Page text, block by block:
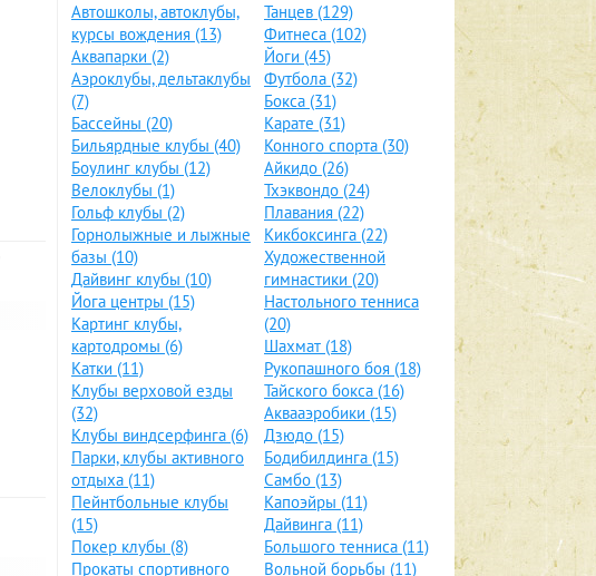
Автошколы, автоклубы,
курсы вождения (13)
Аквапарки (2)
Аэроклубы, дельтаклубы
(7)
Бассейны (20)
Бильярдные клубы (40)
Боулинг клубы (12)
Велоклубы (1)
Гольф клубы (2)
Горнолыжные и лыжные
базы (10)
Дайвинг клубы (10)
Йога центры (15)
Картинг клубы,
картодромы (6)
Катки (11)
Клубы верховой езды
(32)
Клубы виндсерфинга (6)
Парки, клубы активного
отдыха (11)
Пейнтбольные клубы
(15)
Покер клубы (8)
Прокаты спортивного
Танцев (129)
Фитнеса (102)
Йоги (45)
Футбола (32)
Бокса (31)
Карате (31)
Конного спорта (30)
Айкидо (26)
Тхэквондо (24)
Плавания (22)
Кикбоксинга (22)
Художественной
гимнастики (20)
Настольного тенниса
(20)
Шахмат (18)
Рукопашного боя (18)
Тайского бокса (16)
Аквааэробики (15)
Дзюдо (15)
Бодибилдинга (15)
Самбо (13)
Капоэйры (11)
Дайвинга (11)
Большого тенниса (11)
Вольной борьбы (11)